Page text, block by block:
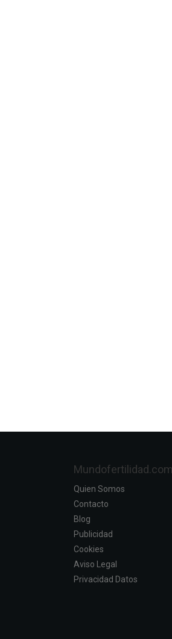
Mundofertilidad.com
Quien Somos
Contacto
Blog
Publicidad
Cookies
Aviso Legal
Privacidad Datos